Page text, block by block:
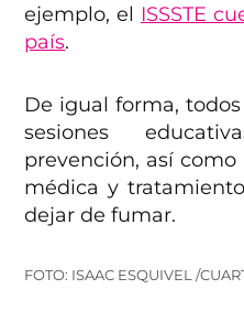
ejemplo, el ISSSTE
país.
De igual forma,
sesiones
prevención, así como
médica y
dejar de fumar.
FOTO: ISAAC ESQUIVEL /